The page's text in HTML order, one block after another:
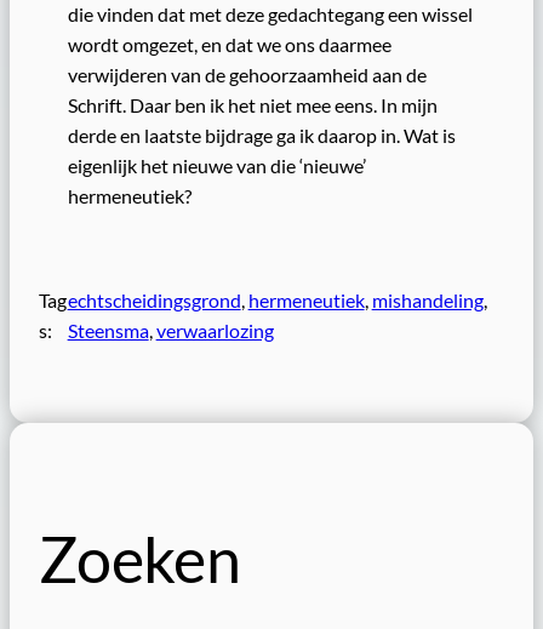
die vinden dat met deze gedachtegang een wissel
wordt omgezet, en dat we ons daarmee
verwijderen van de gehoorzaamheid aan de
Schrift. Daar ben ik het niet mee eens. In mijn
derde en laatste bijdrage ga ik daarop in. Wat is
eigenlijk het nieuwe van die ‘nieuwe’
hermeneutiek?
Tag
s:
echtscheidingsgrond, hermeneutiek, mishandeling,
Steensma, verwaarlozing
Zoeken